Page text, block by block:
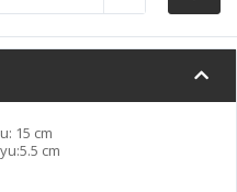
15 cm
cm